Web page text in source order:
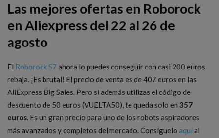
Las mejores ofertas en Roborock
en Aliexpress del 22 al 26 de
agosto
El Roborock S7 ahora lo puedes conseguir con casi 200 euros
rebaja. ¡Es brutal! El precio de venta es de 407 euros en las
AliExpress Big Sales. Pero si además utilizas el código de
descuento de 50 euros (VUELTA50), te queda solo en 357
euros. Es un gran precio para uno de los robots aspiradores
más avanzados y completos del mercado. Consíguelo aquíal